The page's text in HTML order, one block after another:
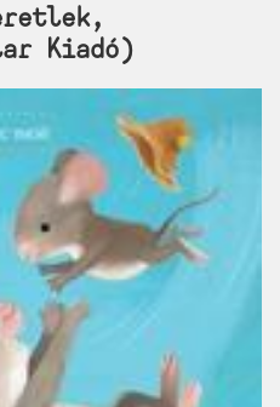
Kiadó)